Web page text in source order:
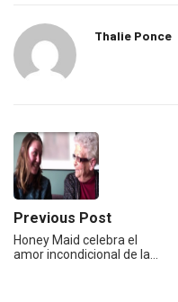
Thalie Ponce
Previous Post
Honey Maid celebra el
amor incondicional de la…